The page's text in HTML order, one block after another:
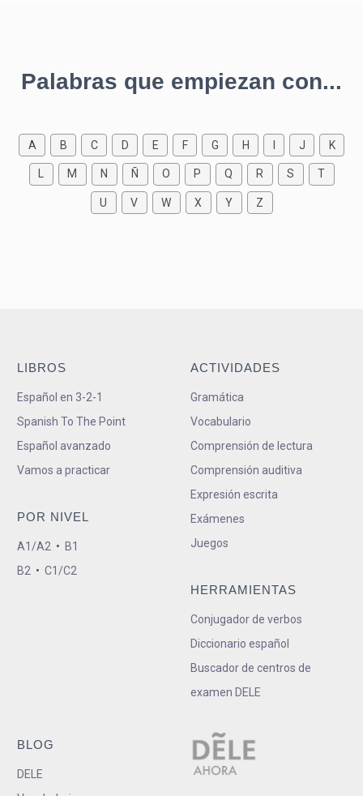
Palabras que empiezan con...
A B C D E F G H I J K
M N Ñ O P Q R S T
U V W X Y Z
LIBROS
Español en 3-2-1
Spanish To The Point
Español avanzado
Vamos a practicar
POR NIVEL
A1/A2 • B1
B2 • C1/C2
ACTIVIDADES
Gramática
Vocabulario
Comprensión de lectura
Comprensión auditiva
Expresión escrita
Exámenes
Juegos
HERRAMIENTAS
Conjugador de verbos
Diccionario español
Buscador de centros de
examen DELE
BLOG
DELE